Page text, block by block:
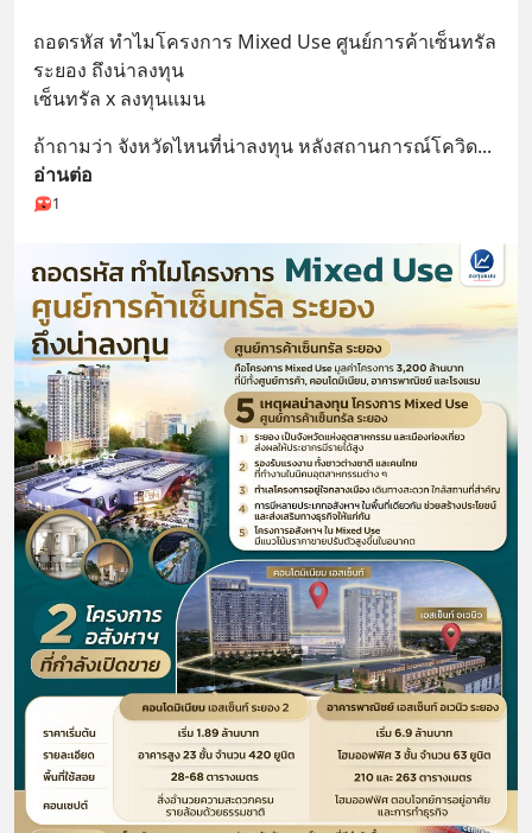
ถอดรหัส ทำไมโครงการ Mixed Use ศูนย์การค้าเซ็นทรัล
ระยอง ถึงน่าลงทุน
เซ็นทรัล x ลงทุนแมน
ถ้าถามว่า จังหวัดไหนที่น่าลงทุน หลังสถานการณ์โควิด
อ่านต่อ
1